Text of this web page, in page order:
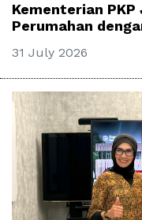
Kementerian
Perumahan
31 July 2026